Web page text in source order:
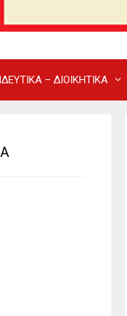
– ΔΙΟΙΚΗΤΙΚΑ